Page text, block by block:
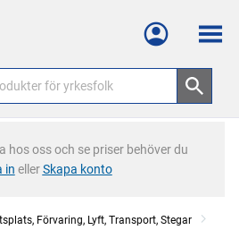
Meny
hos oss och se priser behöver du
in ellerSkapa konto
Förvaring, Lyft, Transport, Stegar